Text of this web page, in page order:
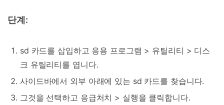
단계:
sd 카드를 삽입하고 응용 프로그램 > 유틸리티 > 디스
크 유틸리티를 엽니다.
사이드바에서 외부 아래에 있는 sd 카드를 찾습니다.
그것을 선택하고 응급처치 > 실행을 클릭합니다.